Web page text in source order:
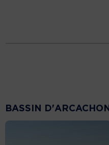
BASSIN D'ARCACHON